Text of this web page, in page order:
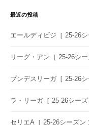
ョ
ン
最近の投稿
エールディビジ［ 25-26
リーグ・アン［ 25-26シ
ブンデスリーガ［ 25-26
ラ・リーガ［ 25-26シー
セリエA［ 25-26シーズ